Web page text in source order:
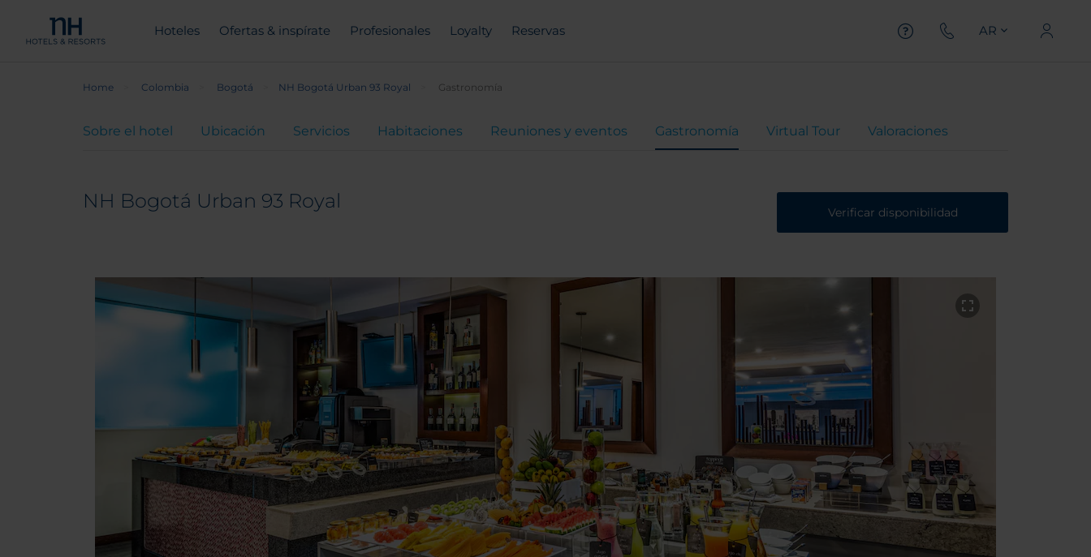
Hoteles Ofertas & inspírate Profesionales Loyalty Reservas AR
Home Colombia Bogotá NH Bogotá Urban 93 Royal Gastronomía
Sobre el hotel Ubicación Servicios Habitaciones Reuniones y eventos Gastronomía Virtual Tour Valoraciones
NH Bogotá Urban 93 Royal Verificar disponibilidad